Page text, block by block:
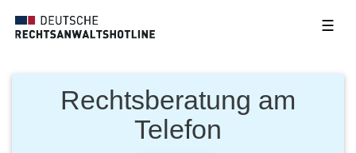
☰
Rechtsberatung am
Telefon